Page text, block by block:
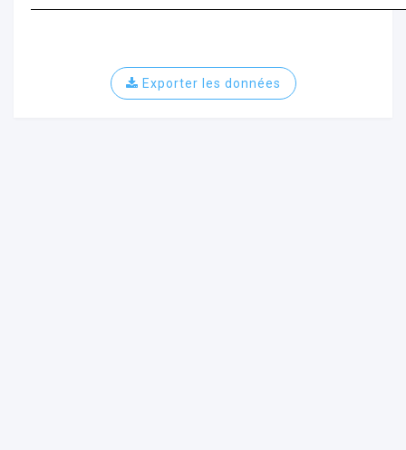
Exporter les données